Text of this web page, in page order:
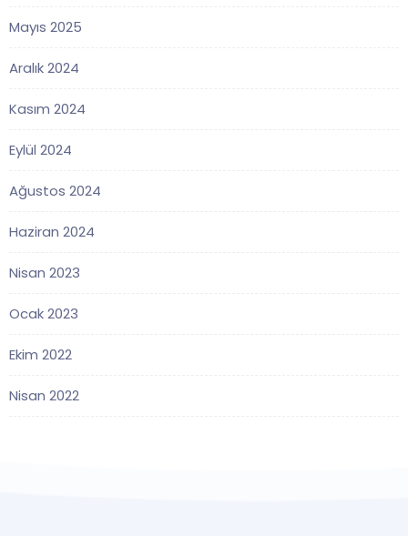
Mayıs 2025
Aralık 2024
Kasım 2024
Eylül 2024
Ağustos 2024
Haziran 2024
Nisan 2023
Ocak 2023
Ekim 2022
Nisan 2022